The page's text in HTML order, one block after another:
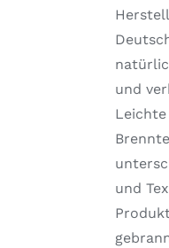
und
und